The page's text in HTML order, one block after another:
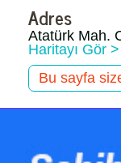
Adres
Atatürk Mah.
Haritayı Gör >
Bu sayfa